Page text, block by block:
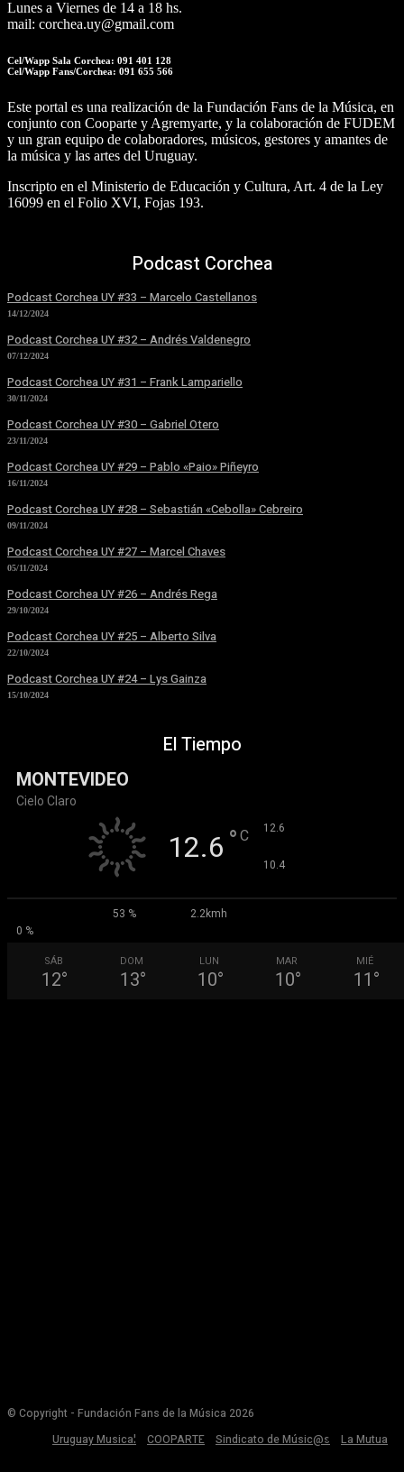
Lunes a Viernes de 14 a 18 hs.
mail: corchea.uy@gmail.com
Cel/Wapp Sala Corchea: 091 401 128
Cel/Wapp Fans/Corchea: 091 655 566
Este portal es una realización de la Fundación Fans de la Música, en
conjunto con Cooparte y Agremyarte, y la colaboración de FUDEM
y un gran equipo de colaboradores, músicos, gestores y amantes de
la música y las artes del Uruguay.
Inscripto en el Ministerio de Educación y Cultura, Art. 4 de la Ley
16099 en el Folio XVI, Fojas 193.
Podcast Corchea
Podcast Corchea UY #33 – Marcelo Castellanos
14/12/2024
Podcast Corchea UY #32 – Andrés Valdenegro
07/12/2024
Podcast Corchea UY #31 – Frank Lampariello
30/11/2024
Podcast Corchea UY #30 – Gabriel Otero
23/11/2024
Podcast Corchea UY #29 – Pablo «Paio» Piñeyro
16/11/2024
Podcast Corchea UY #28 – Sebastián «Cebolla» Cebreiro
09/11/2024
Podcast Corchea UY #27 – Marcel Chaves
05/11/2024
Podcast Corchea UY #26 – Andrés Rega
29/10/2024
Podcast Corchea UY #25 – Alberto Silva
22/10/2024
Podcast Corchea UY #24 – Lys Gainza
15/10/2024
El Tiempo
MONTEVIDEO
Cielo Claro
12.6 ° C 12.6
10.4
53 %
2.2kmh
0 %
SÁB
12°
DOM
13°
LUN
10°
MAR
10°
MIÉ
11 °
© Copyright - Fundación Fans de la Música 2026
Uruguay Musical
COOPARTE Sindicato de Músic@s La Mutua